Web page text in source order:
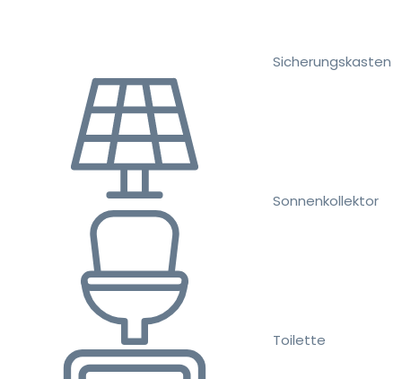
Sicherungskasten
Sonnenkollektor
Toilette